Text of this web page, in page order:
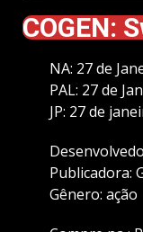
COGEN:
NA: 27 de
PAL: 27 de
JP: 27 de
Publicadora:
Gênero: ação